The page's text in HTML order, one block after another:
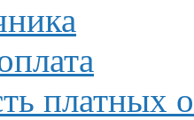
платных